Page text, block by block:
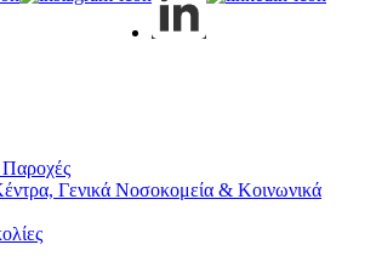
Γενικά Νοσοκομεία & Κοινωνικά